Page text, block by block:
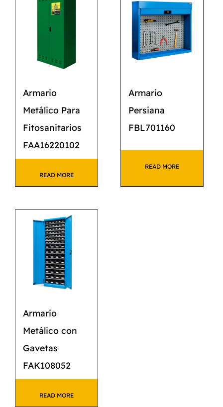
Armario
Metálico Para
Fitosanitarios
FAA16220102
READ MORE
Armario
Persiana
FBL701160
READ MORE
Armario
Metálico con
Gavetas
FAK108052
READ MORE